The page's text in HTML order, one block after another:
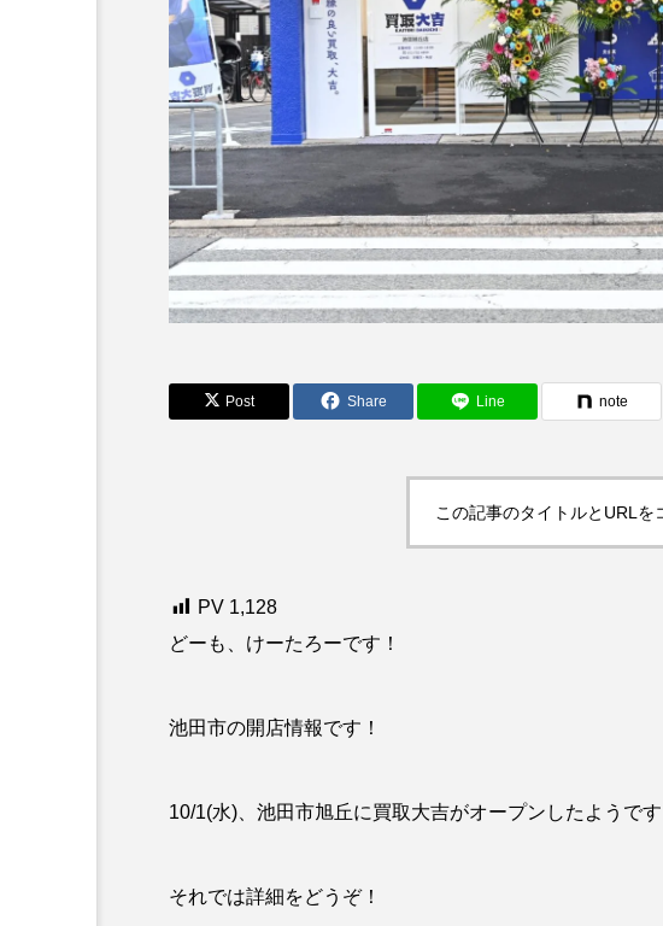
Post Share Line note
この記事のタイトルとURLを
PV 1,128
どーも、けーたろーです！
池田市の開店情報です！
10/1(水)、池田市旭丘に買取大吉がオープンしたようです
それでは詳細をどうぞ！